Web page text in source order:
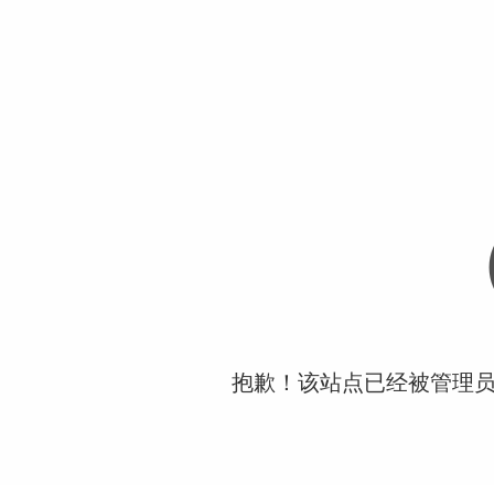
抱歉！该站点已经被管理